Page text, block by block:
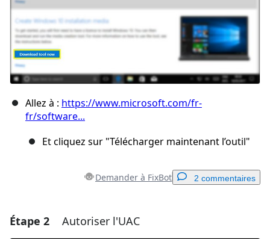
Allez à : https://www.microsoft.com/fr-
fr/software...
Et cliquez sur "Télécharger maintenant l’outil"
Demander à FixBot 2 commentaires
Ajouter un commentaire
Étape 2 Autoriser l'UAC